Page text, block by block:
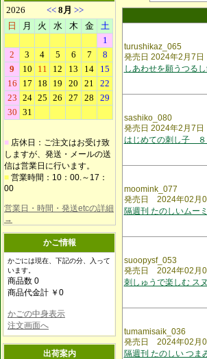
■ 店休日：ご注文はお受け致
しますが、発送・メールの送
信は営業日に行います。
■ 営業時間：10：00.～17：
00
営業日・時間・発送etcの詳細
→
かご情報
かごには現在、下記の分、入って
います。
商品数 0
商品代金計 ￥0
かごの中身表示
注文画面へ
出荷案内
turushikaz_065
発売日 2024年2月7日
しあわせを願うつる
sashiko_080
発売日 2024年2月7日
はじめての刺し子 ８
moomink_077
発売日 2024年02月
隔週刊 たのしいムー
suoopysf_053
発売日 2024年02月
刺しゅうで楽しむ ス
tumamisaik_036
発売日 2024年02月
隔週刊 たのしい つ